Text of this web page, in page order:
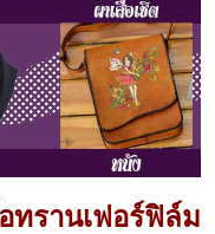
ทรานเฟอร์ฟิล์ม